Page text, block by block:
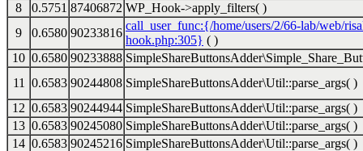
8
0.5751 87406872 WP_Hook->apply_filters( )
9
0.6580 90233816
call_user_func:{/home/users/2/66-lab/web/
hook.php:305} ( )
10 0.6580 90233888
11
0.6583 90244808 SimpleShareButtonsAdder\Util::parse_args( )
12 0.6583 90244944 SimpleShareButtonsAdder\Util::parse_args( )
13 0.6583 90245080 SimpleShareButtonsAdder\Util::parse_args( )
14 0.6583 90245216 SimpleShareButtonsAdder\Util::parse_args( )